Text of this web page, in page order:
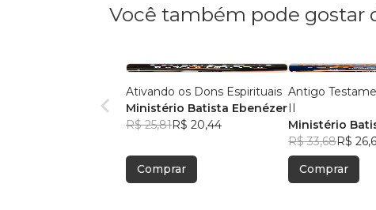
Você também pode gostar
Ativando os Dons Espirituais
Ministério Batista Ebenézer
R$ 25,81R$ 20,44
Comprar
Antigo
II
Ministério
R$ 33,68R$
Comprar